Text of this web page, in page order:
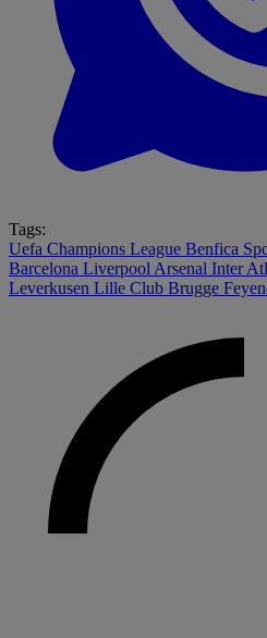
Tags:
Uefa Champions League Benfica
Barcelona Liverpool Arsenal Inter
Leverkusen Lille Club Brugge